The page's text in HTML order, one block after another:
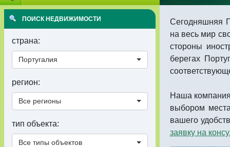
ПОИСК НЕДВИЖИМОСТИ
страна:
Португалия
регион:
Все регионы
тип объекта:
Все типы объектов
Сегодняшняя
на весь мир
стороны
берегах
Наша
выбором
вашего
заявку на